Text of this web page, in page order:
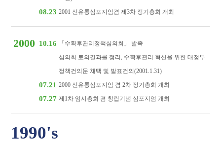
08.23 2001 신유통심포지엄겸 제3차 정기총회 개최
2000 10.16
「수확후관리정책심의회」 발족
심의회 토의결과를 정리, 수확후관리 혁신을 위한 대정부
정책건의문 채택 및 발표건의(2001.1.31)
07.21 2000 신유통심포지엄 겸 2차 정기총회 개최
07.27 제1차 임시총회 겸 창립기념 심포지엄 개최
1990's